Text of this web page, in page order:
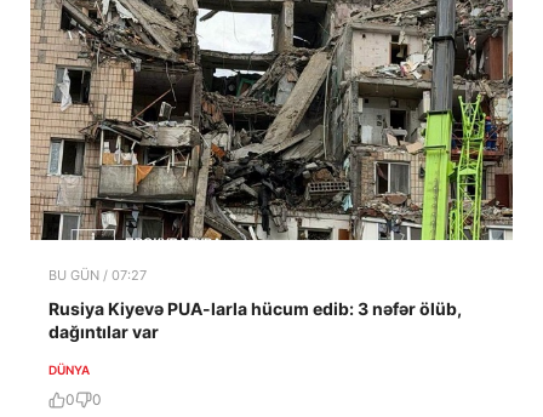
BU GÜN / 07:27
Rusiya Kiyevə PUA-larla hücum edib: 3 nəfər ölüb,
dağıntılar var
DÜNYA
0 0